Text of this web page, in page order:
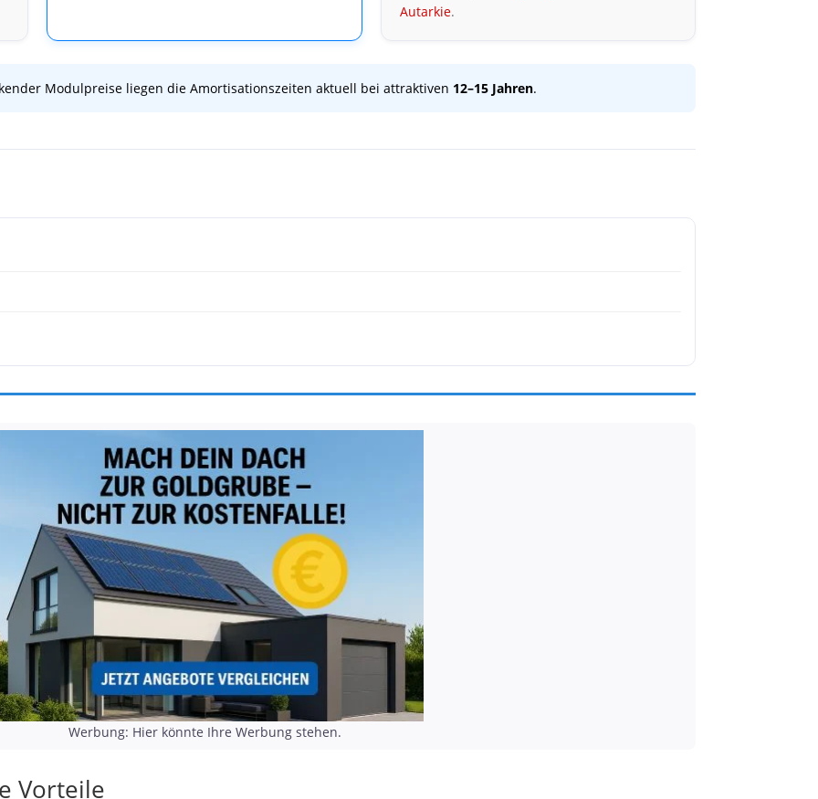
Autarkie.
Modulpreise liegen die Amortisationszeiten aktuell bei attraktiven 12–15 Jahren.
Werbung: Hier könnte Ihre Werbung stehen.
Vorteile